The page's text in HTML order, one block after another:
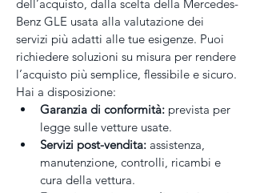
dell’acquisto, dalla scelta della Mercedes-
Benz GLE usata alla valutazione dei
servizi più adatti alle tue esigenze. Puoi
richiedere soluzioni su misura per rendere
l’acquisto più semplice, flessibile e sicuro.
Hai a disposizione:
Garanzia di conformità: prevista per
legge sulle vetture usate.
Servizi post-vendita: assistenza,
manutenzione, controlli, ricambi e
cura della vettura.